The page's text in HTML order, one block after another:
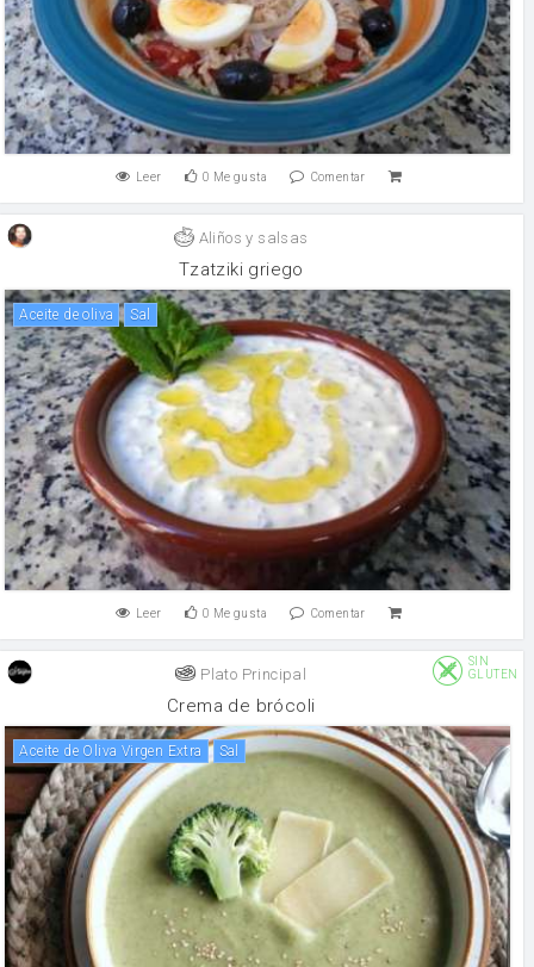
Leer 0 Me gusta Comentar
Aliños y salsas
Tzatziki griego
aceite de oliva sal
Leer 0 Me gusta Comentar
Plato Principal
SIN
GLUTEN
Crema de brócoli
Aceite de Oliva Virgen Extra sal